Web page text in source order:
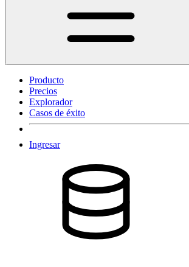
Producto
Precios
Explorador
Casos de éxito
Ingresar